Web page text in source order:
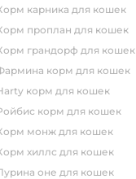
корм карника для кошек
корм проплан для кошек
корм грандорф для кошек
фармина корм для кошек
harty корм для кошек
ройбис корм для кошек
корм монж для кошек
корм хиллс для кошек
пурина оне для кошек